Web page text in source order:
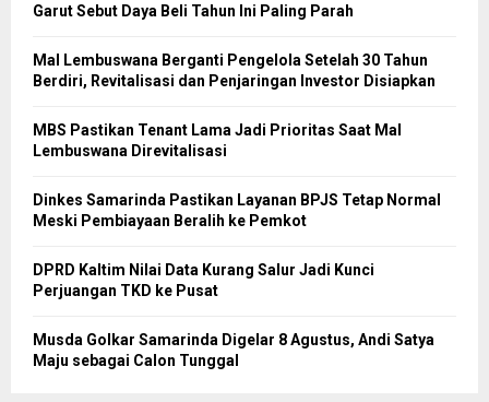
Garut Sebut Daya Beli Tahun Ini Paling Parah
Mal Lembuswana Berganti Pengelola Setelah 30 Tahun
Berdiri, Revitalisasi dan Penjaringan Investor Disiapkan
MBS Pastikan Tenant Lama Jadi Prioritas Saat Mal
Lembuswana Direvitalisasi
Dinkes Samarinda Pastikan Layanan BPJS Tetap Normal
Meski Pembiayaan Beralih ke Pemkot
DPRD Kaltim Nilai Data Kurang Salur Jadi Kunci
Perjuangan TKD ke Pusat
Musda Golkar Samarinda Digelar 8 Agustus, Andi Satya
Maju sebagai Calon Tunggal